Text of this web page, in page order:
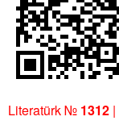
Literatürk № 1312 |